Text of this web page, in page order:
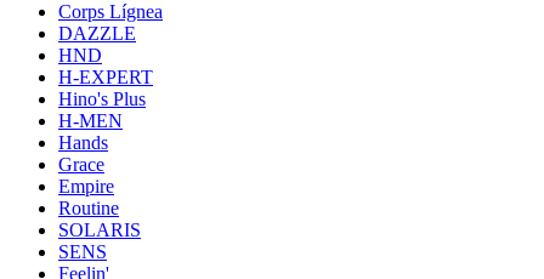
Corps Lígnea
DAZZLE
HND
H-EXPERT
Hino's Plus
H-MEN
Hands
Grace
Empire
Routine
SOLARIS
SENS
Feelin'